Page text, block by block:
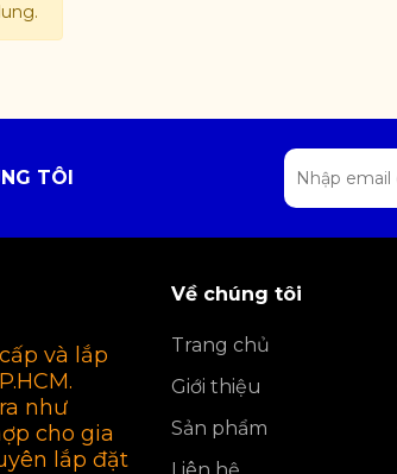
TÔI
và lắp
như
cho gia
lắp đặt
Về chúng tôi
Trang chủ
Giới thiệu
Sản phẩm